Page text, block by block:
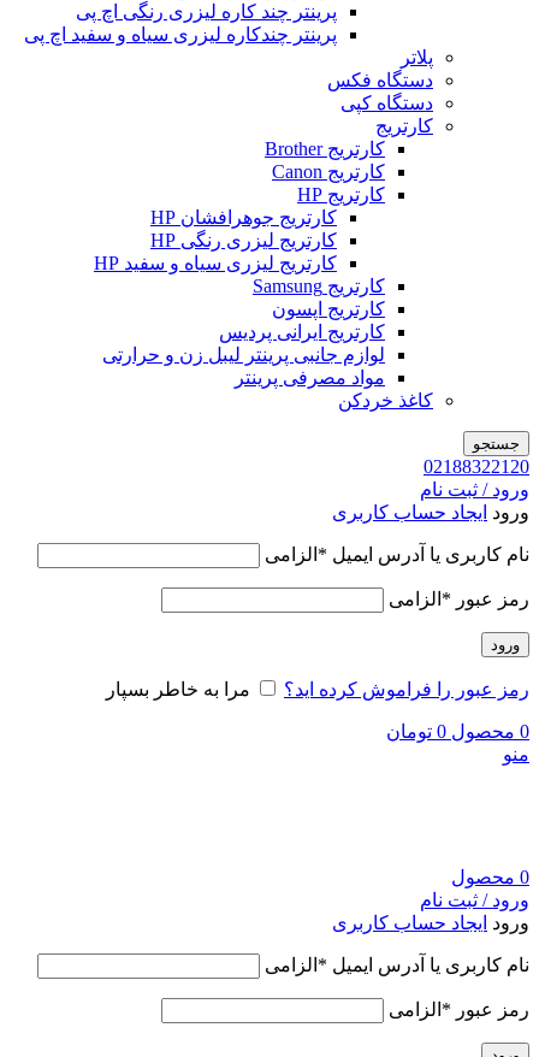
پرینتر چند کاره لیزری رنگی اچ پی
پرینتر چندکاره لیزری سیاه و سفید اچ پی
پلاتر
دستگاه فکس
دستگاه کپی
کارتریج
کارتریج Brother
کارتریج Canon
کارتریج HP
کارتریج جوهرافشان HP
کارتریج لیزری رنگی HP
کارتریج لیزری سیاه و سفید HP
کارتریج Samsung
کارتریج اپسون
کارتریج ایرانی پردیس
لوازم جانبی پرینتر لیبل زن و حرارتی
مواد مصرفی پرینتر
کاغذ خردکن
جستجو
02188322120
ورود / ثبت نام
ورود ایجاد حساب کاربری
نام کاربری یا آدرس ایمیل * الزامی
رمز عبور * الزامی
ورود
رمز عبور را فراموش کرده اید؟ مرا به خاطر بسپار
0 محصول 0 تومان
منو
0 محصول
ورود / ثبت نام
ورود ایجاد حساب کاربری
نام کاربری یا آدرس ایمیل * الزامی
رمز عبور * الزامی